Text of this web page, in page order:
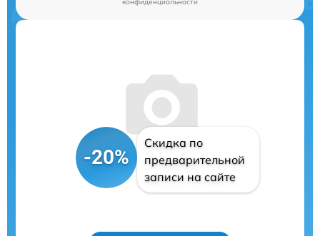
-20%
Скидка по
предварительной
записи на сайте